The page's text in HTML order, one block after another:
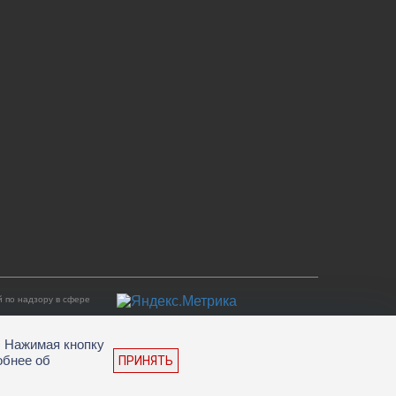
надзору в сфере
Нажимая кнопку
об
ПРИНЯТЬ